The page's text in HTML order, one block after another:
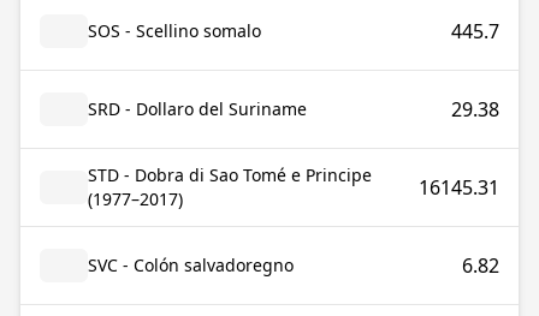
SOS - Scellino somalo 445.7
SRD - Dollaro del Suriname 29.38
STD - Dobra di Sao Tomé e Principe
(1977–2017)
16145.31
SVC - Colón salvadoregno 6.82